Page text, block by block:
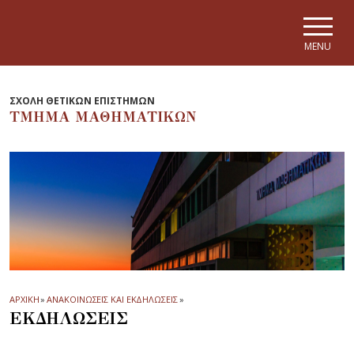
MENU
ΣΧΟΛΗ ΘΕΤΙΚΩΝ ΕΠΙΣΤΗΜΩΝ
ΤΜΗΜΑ ΜΑΘΗΜΑΤΙΚΩΝ
ΑΡΧΙΚΗ» ΑΝΑΚΟΙΝΩΣΕΙΣ ΚΑΙ ΕΚΔΗΛΩΣΕΙΣ»
ΕΚΔΗΛΩΣΕΙΣ